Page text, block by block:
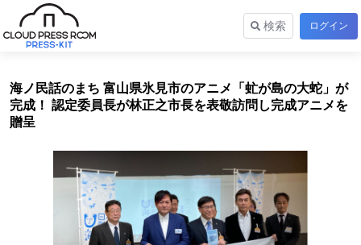
検索 ログイン
海ノ民話のまち 富山県氷見市のアニメ「虻が島の大蛇」が
完成！ 認定委員長が林正之市長を表敬訪問し完成アニメを
贈呈